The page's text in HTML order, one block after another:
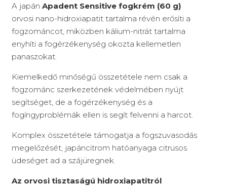
A japán Apadent Sensitive fogkrém (60 g)
orvosi nano-hidroxiapatit tartalma révén erősíti a
fogzománcot, miközben kálium-nitrát tartalma
enyhíti a fogérzékenység okozta kellemetlen
panaszokat.
Kiemelkedő minőségű összetétele nem csak a
fogzománc szerkezetének védelmében nyújt
segítséget, de a fogérzékenység és a
fogíngyproblémák ellen is segít felvenni a harcot.
Komplex összetétele támogatja a fogszuvasodás
megelőzését, japáncitrom hatóanyaga citrusos
üdeséget ad a szájüregnek.
Az orvosi tisztaságú hidroxiapatitról